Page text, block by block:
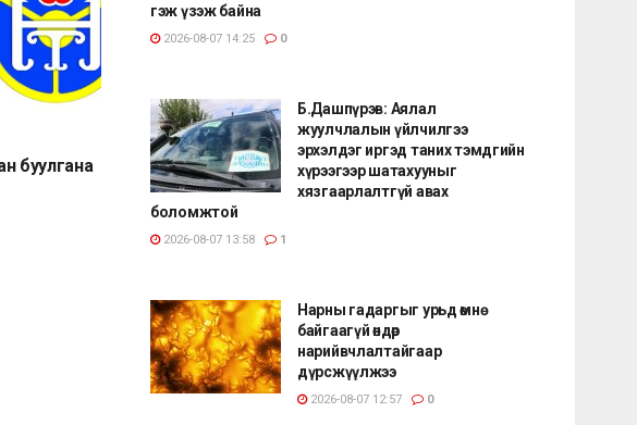
буулгана
гэж үзэж байна
2026-08-07 14:25 0
Б.Дашпүрэв: Аялал
жуулчлалын үйлчилгээ
эрхэлдэг иргэд таних тэмдгийн
хүрээгээр шатахууныг
хязгаарлалтгүй авах
боломжтой
2026-08-07 13:58 1
Нарны гадаргыг урьд өмнө
байгаагүй өндөр
нарийвчлалтайгаар
дүрсжүүлжээ
2026-08-07 12:57 0